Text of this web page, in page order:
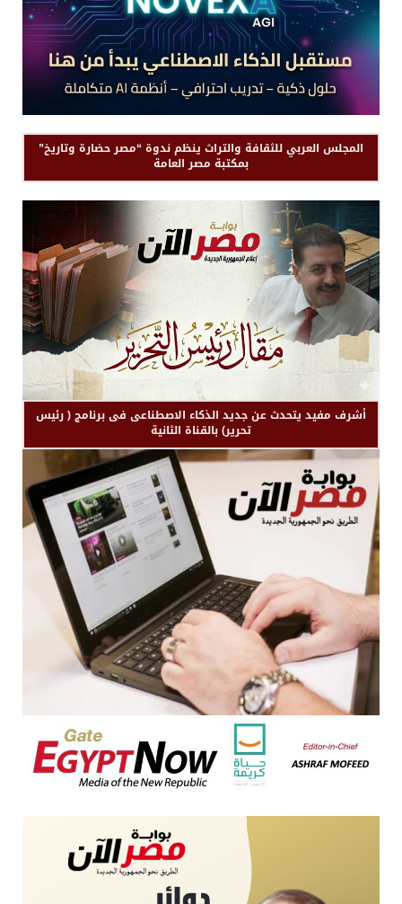
المجلس العربي للثقافة والتراث ينظم ندوة “مصر حضارة وتاريخ”
بمكتبة مصر العامة
أشرف مفيد يتحدث عن جديد الذكاء الاصطناعى فى برنامج ( رئيس
تحرير) بالقناة الثانية